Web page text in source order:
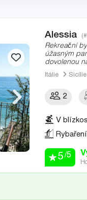
Alessia
Rekreační
úžasným
dovolenou
Itálie Sicílie
2
V
Rybaření
5 /5